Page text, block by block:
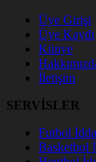
Üye Girişi
Üye Kaydı
Künye
İletişim
SERVİSLER
Futbol
Basketbol